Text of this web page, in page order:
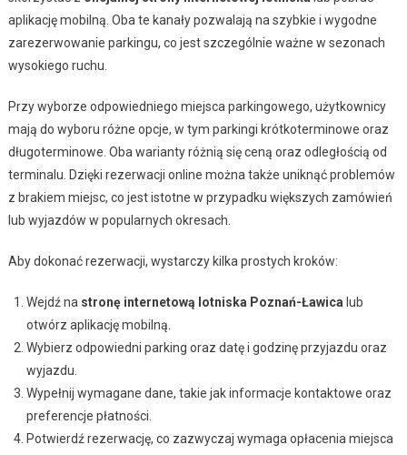
aplikację mobilną. Oba te kanały pozwalają na szybkie i wygodne
zarezerwowanie parkingu, co jest szczególnie ważne w sezonach
wysokiego ruchu.
Przy wyborze odpowiedniego miejsca parkingowego, użytkownicy
mają do wyboru różne opcje, w tym parkingi krótkoterminowe oraz
długoterminowe. Oba warianty różnią się ceną oraz odległością od
terminalu. Dzięki rezerwacji online można także uniknąć problemów
z brakiem miejsc, co jest istotne w przypadku większych zamówień
lub wyjazdów w popularnych okresach.
Aby dokonać rezerwacji, wystarczy kilka prostych kroków:
Wejdź na stronę internetową lotniska Poznań-Ławica lub
otwórz aplikację mobilną.
Wybierz odpowiedni parking oraz datę i godzinę przyjazdu oraz
wyjazdu.
Wypełnij wymagane dane, takie jak informacje kontaktowe oraz
preferencje płatności.
Potwierdź rezerwację, co zazwyczaj wymaga opłacenia miejsca